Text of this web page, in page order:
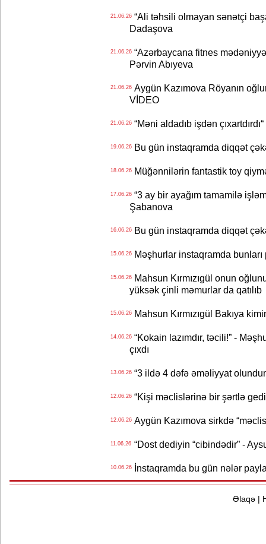
21.06.26“Ali təhsili olmayan sənətçi
Dadaşova
21.06.26“Azərbaycana fitnes
Pərvin Abıyeva
21.06.26Aygün Kazımova Röyanın
VİDEO
21.06.26“Məni aldadıb işdən
19.06.26Bu gün instaqramda diqqət
18.06.26Müğənnilərin fantastik toy
17.06.26“3 ay bir ayağım tamamilə
Şabanova
16.06.26Bu gün instaqramda diqqət
15.06.26Məşhurlar instaqramda bunları
15.06.26Mahsun Kırmızıgül onun
yüksək çinli məmurlar da qatılıb
15.06.26Mahsun Kırmızıgül Bakıya
14.06.26“Kokain lazımdır, təcili!” -
çıxdı
13.06.26“3 ildə 4 dəfə əməliyyat
12.06.26“Kişi məclislərinə bir şərtlə
12.06.26Aygün Kazımova sirkdə
11.06.26“Dost dediyin “cibindədir” -
10.06.26İnstaqramda bu gün nələr
Əlaqə|